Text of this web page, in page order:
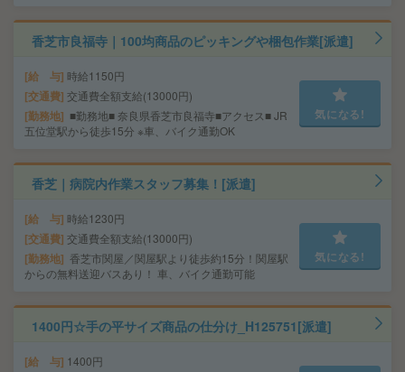
香芝市良福寺｜100均商品のピッキングや梱包作業[派遣]
給 与 時給1150円
交通費 交通費全額支給(13000円)
勤務地
■勤務地■ 奈良県香芝市良福寺■アクセス■ JR
五位堂駅から徒歩15分 ※車、バイク通勤OK
気になる!
香芝｜病院内作業スタッフ募集！[派遣]
給 与 時給1230円
交通費 交通費全額支給(13000円)
勤務地 香芝市関屋／関屋駅より徒歩約15分！関屋駅
からの無料送迎バスあり！ 車、バイク通勤可能
気になる!
1400円☆手の平サイズ商品の仕分け_H125751[派遣]
給 与 1400円